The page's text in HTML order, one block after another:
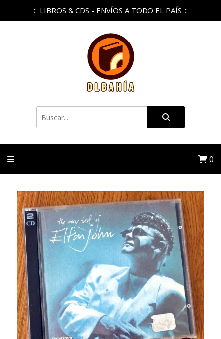
::: LIBROS & CDS - ENVÍOS A TODO EL PAÍS :::
0